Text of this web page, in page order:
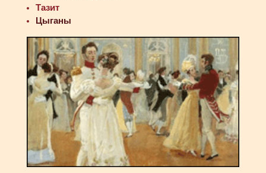
Тазит
Цыганы